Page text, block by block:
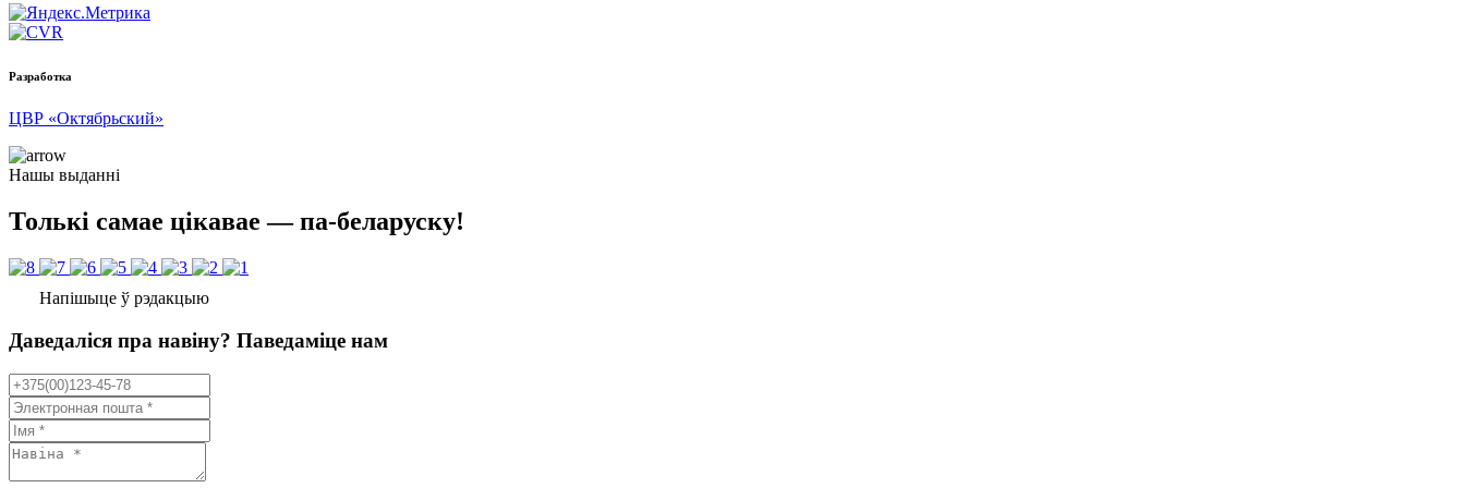
Разработка
ЦВР «Октябрьский»
Нашы выданні
Толькі самае цікавае — па-беларуску!
Напішыце ў рэдакцыю
Даведаліся пра навіну? Паведаміце нам